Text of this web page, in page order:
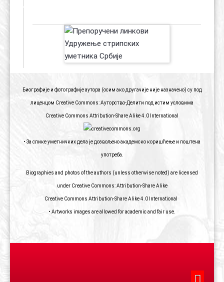
Биографије и фотографије аутора (осим ако другачије није назначено) су под
лиценцом Creative Commons: Ауторство-Делити под истим условима
Creative Commons Attribution-Share Alike 4.0 International
• За слике уметничких дела је дозвољено академско коришћење и поштена
употреба.
Biographies and photos of the authors (unless otherwise noted) are licensed
under Creative Commons: Attribution-Share Alike
Creative Commons Attribution-Share Alike 4.0 International
• Artworks images are allowed for academic and fair use.